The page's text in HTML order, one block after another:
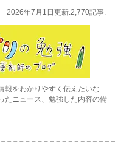
2026年7月1日更新.2,770記事.
報をわかりやすく伝えたいな
たニュース、勉強した内容の備